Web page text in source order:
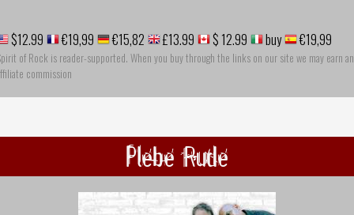
$12.99 €19,99 €15,82 £13.99 $ 12.99 buy €19,99
of Rock is reader-supported. When you buy through the links on our site we may earn an
commission
Plebe Rude